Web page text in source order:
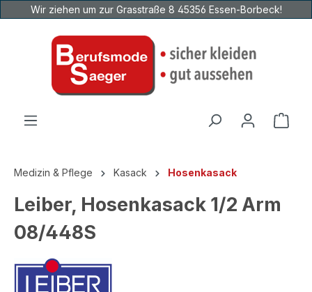
Zum Hauptinhalt springen
Wir ziehen um zur Grasstraße 8 45356 Essen-Borbeck!
Medizin & Pflege Kasack Hosenkasack
Leiber, Hosenkasack 1/2 Arm
08/448S